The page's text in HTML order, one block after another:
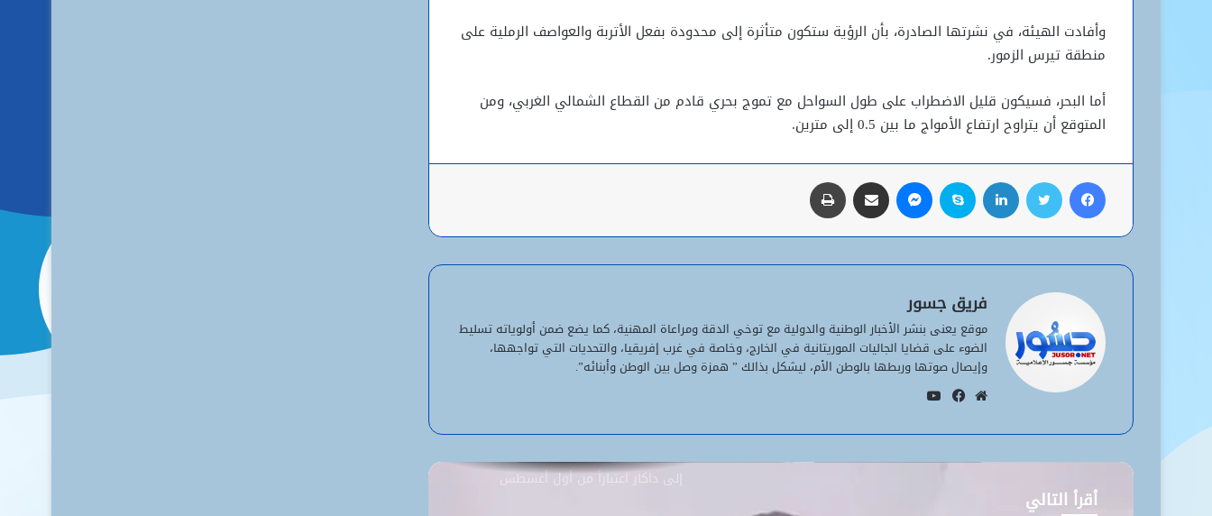
وأفادت الهيئة، في نشرتها الصادرة، بأن الرؤية ستكون متأثرة إلى محدودة بفعل الأتربة والعواصف الرملية على
منطقة تيرس الزمور.
أما البحر، فسيكون قليل الاضطراب على طول السواحل مع تموج بحري قادم من القطاع الشمالي الغربي، ومن
المتوقع أن يتراوح ارتفاع الأمواج ما بين 0.5 إلى مترين.
فيسبوك تويتر لينكدإن سكايب ماسنجر مشاركة عبر البريد
فريق جسور
موقع يعنى بنشر الأخبار الوطنية والدولية مع توخي الدقة ومراعاة المهنية، كما يضع ضمن أولوياته تسليط
الضوء على قضايا الجاليات الموريتانية في الخارج، وخاصة في غرب إفريقيا، والتحديات التي تواجهها،
وإيصال صوتها وربطها بالوطن الأم، ليشكل بذالك ” همزة وصل بين الوطن وأبنائه”.
الويب
أقرأ التالي
الحوض الشرقي وكوركول (الجمعة)
سنوات الماضية أرست أسساً لاقتصاد أكثر
استقلالية وسيادة
“بنكيلي” يتصدر خدمات الدفع الإلكتروني
السفارة الأمريكية تحيل طلبات التأشيرة
إلى داكار اعتباراً من أول أغسطس